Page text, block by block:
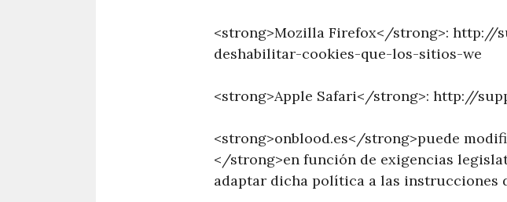
<strong>Mozilla Firefox</strong>:
deshabilitar-cookies-que-los-sitios-we
<strong>Apple Safari</strong>: http://
<strong>onblood.es</strong>puede
</strong>en función de exigencias
adaptar dicha política a las instrucciones